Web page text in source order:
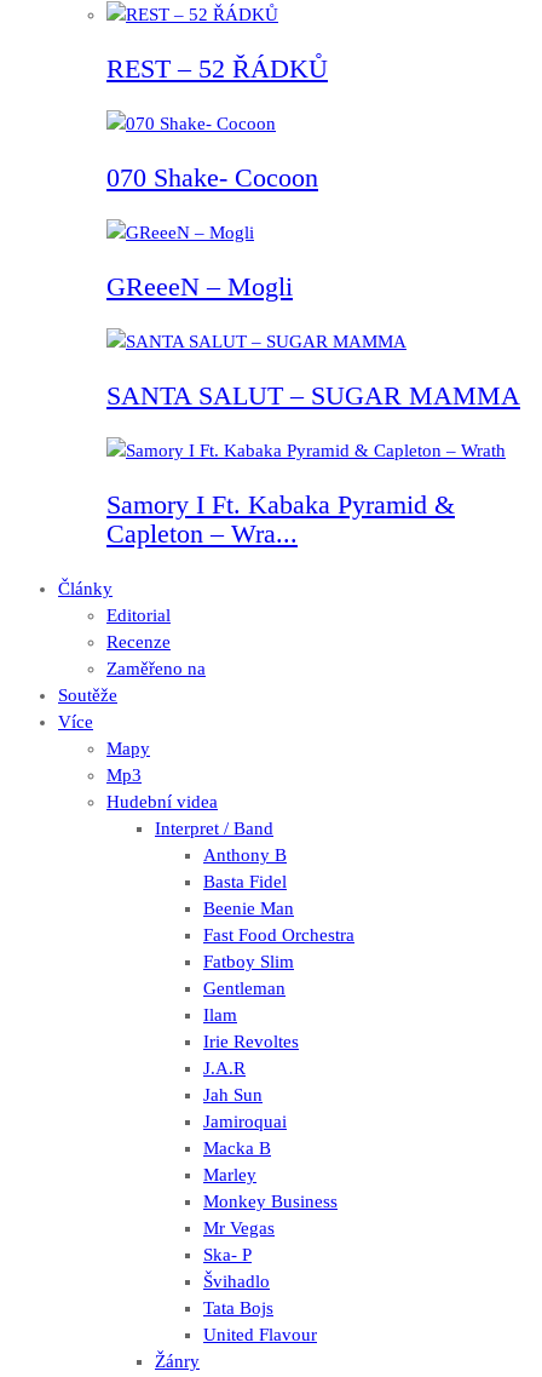
REST – 52 ŘÁDKŮ
070 Shake- Cocoon
GReeeN – Mogli
SANTA SALUT – SUGAR MAMMA
Samory I Ft. Kabaka Pyramid &
Capleton – Wra...
Články
Editorial
Recenze
Zaměřeno na
Soutěže
Více
Mapy
Mp3
Hudební videa
Interpret / Band
Anthony B
Basta Fidel
Beenie Man
Fast Food Orchestra
Fatboy Slim
Gentleman
Ilam
Irie Revoltes
J.A.R
Jah Sun
Jamiroquai
Macka B
Marley
Monkey Business
Mr Vegas
Ska- P
Švihadlo
Tata Bojs
United Flavour
Žánry